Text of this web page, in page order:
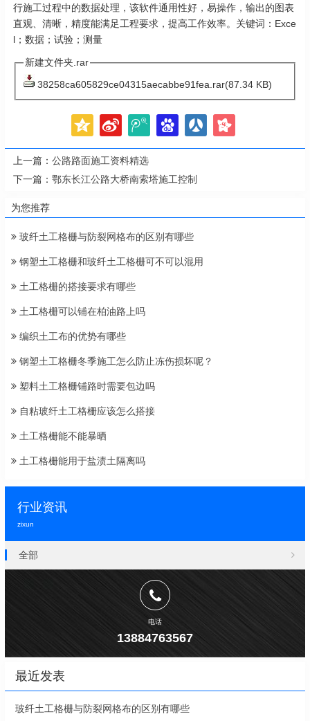
行施工过程中的数据处理，该软件通用性好，易操作，输出的图表
直观、清晰，精度能满足工程要求，提高工作效率。关键词：Exce
l；数据；试验；测量
新建文件夹.rar
38258ca605829ce04315aecabbe91fea.rar(87.34 KB)
上一篇： 公路路面施工资料精选
下一篇： 鄂东长江公路大桥南索塔施工控制
为您推荐
玻纤土工格栅与防裂网格布的区别有哪些
钢塑土工格栅和玻纤土工格栅可不可以混用
土工格栅的搭接要求有哪些
土工格栅可以铺在柏油路上吗
编织土工布的优势有哪些
钢塑土工格栅冬季施工怎么防止冻伤损坏呢？
塑料土工格栅铺路时需要包边吗
自粘玻纤土工格栅应该怎么搭接
土工格栅能不能暴晒
土工格栅能用于盐渍土隔离吗
行业资讯
zixun
全部
电话
13884763567
最近发表
玻纤土工格栅与防裂网格布的区别有哪些